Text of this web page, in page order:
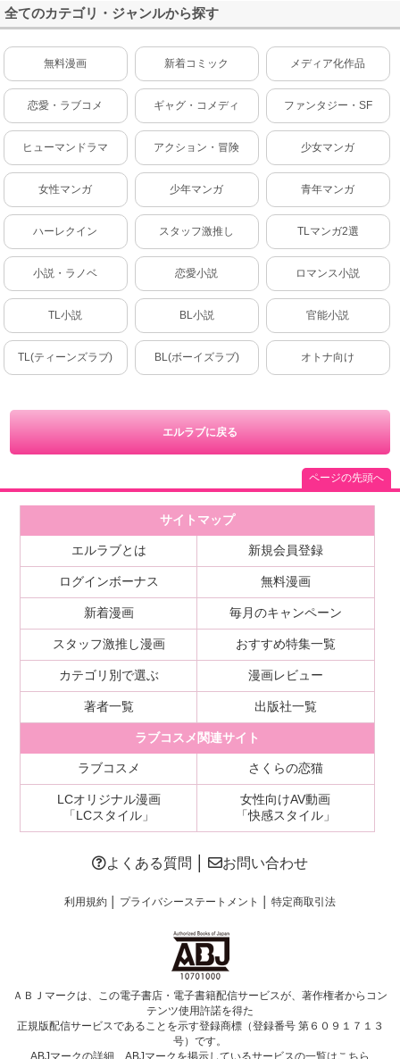
全てのカテゴリ・ジャンルから探す
無料漫画 新着コミック メディア化作品
恋愛・ラブコメ ギャグ・コメディ ファンタジー・SF
ヒューマンドラマ アクション・冒険 少女マンガ
女性マンガ 少年マンガ 青年マンガ
ハーレクイン スタッフ激推し TLマンガ2選
小説・ラノベ 恋愛小説 ロマンス小説
TL小説 BL小説 官能小説
TL(ティーンズラブ) BL(ボーイズラブ) オトナ向け
エルラブに戻る
ページの先頭へ
サイトマップ
エルラブとは 新規会員登録
ログインボーナス 無料漫画
新着漫画 毎月のキャンペーン
スタッフ激推し漫画 おすすめ特集一覧
カテゴリ別で選ぶ 漫画レビュー
著者一覧 出版社一覧
ラブコスメ関連サイト
ラブコスメ さくらの恋猫
LCオリジナル漫画
「LCスタイル」
女性向けAV動画
「快感スタイル」
よくある質問 お問い合わせ
利用規約│ プライバシーステートメント 特定商取引法
ＡＢＪマークは、この電子書店・電子書籍配信サービスが、著作権者からコン
テンツ使用許諾を得た
正規版配信サービスであることを示す登録商標（登録番号 第６０９１７１３
号）です。
ABJマークの詳細、ABJマークを掲示しているサービスの一覧はこちら